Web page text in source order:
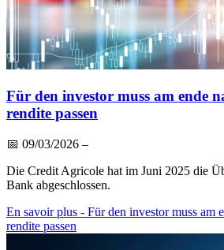
Für den investor muss am ende
rendite passen
📅 09/03/2026 –
Die Credit Agricole hat im Juni 2025 die
Bank abgeschlossen.
En savoir plus - Für den investor muss am
rendite passen